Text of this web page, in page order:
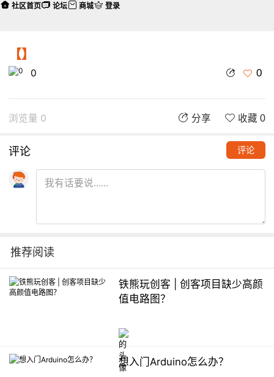
【】
0 0
浏览量 0 分享 收藏 0
评论 评论
推荐阅读
铁熊玩创客 | 创客项目缺少高颜
值电路图？
想入门Arduino怎么办？
社区首页 论坛 商城 登录